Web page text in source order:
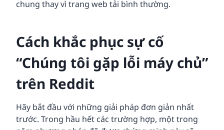
chung thay vì trang web tải bình thường.
Cách khắc phục sự cố
“Chúng tôi gặp lỗi máy chủ”
trên Reddit
Hãy bắt đầu với những giải pháp đơn giản nhất
trước. Trong hầu hết các trường hợp, một trong